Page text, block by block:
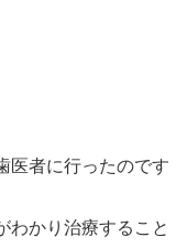
医者に行ったのです
わかり治療すること